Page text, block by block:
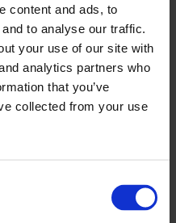
content and ads, to
to analyse our traffic.
your use of our site with
analytics partners who
that you’ve
collected from your use
software pro těžká
stavu stroje. Tyto
tak, aby
předpovědi a
na jedinečné servisní